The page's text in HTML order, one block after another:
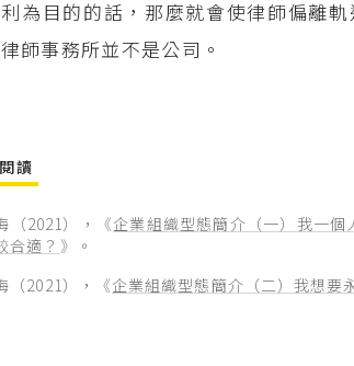
為目的的話，那麼就會使律師偏離
師事務所並不是公司。
讀
（2021），《企業組織型態簡介（一）我一
合適？ 》。
（2021），《企業組織型態簡介（二）我想要